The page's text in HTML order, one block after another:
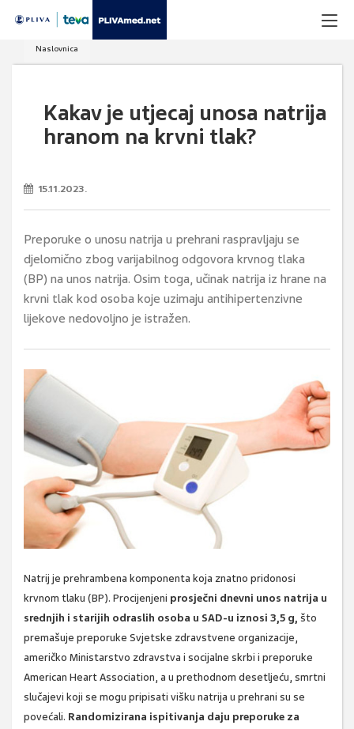
Naslovnica
Kakav je utjecaj unosa natrija
hranom na krvni tlak?
15.11.2023.
Preporuke o unosu natrija u prehrani raspravljaju se
djelomično zbog varijabilnog odgovora krvnog tlaka
(BP) na unos natrija. Osim toga, učinak natrija iz hrane na
krvni tlak kod osoba koje uzimaju antihipertenzivne
lijekove nedovoljno je istražen.
Natrij je prehrambena komponenta koja znatno pridonosi
krvnom tlaku (BP). Procijenjeni prosječni dnevni unos natrija u
srednjih i starijih odraslih osoba u SAD-u iznosi 3,5 g, što
premašuje preporuke Svjetske zdravstvene organizacije,
američko Ministarstvo zdravstva i socijalne skrbi i preporuke
American Heart Association, a u prethodnom desetljeću, smrtni
slučajevi koji se mogu pripisati višku natrija u prehrani su se
povećali. Randomizirana ispitivanja daju preporuke za